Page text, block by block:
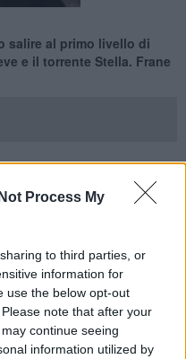
Process My
to third parties, or
information for
use the below opt-out
note that after your
continue seeing
information utilized by
salire al primo livello di
e il torrente Stella. Frane
in queste ore ha investito
con precipitazioni
Regione, hanno fatto salire
(al primo livello a
e Rufina e il torrente Stella